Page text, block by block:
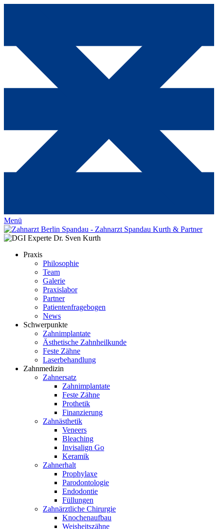
Menü
Praxis
Philosophie
Team
Galerie
Praxislabor
Partner
Patientenfragebogen
News
Schwerpunkte
Zahnimplantate
Ästhetische Zahnheilkunde
Feste Zähne
Laserbehandlung
Zahnmedizin
Zahnersatz
Zahnimplantate
Feste Zähne
Prothetik
Finanzierung
Zahnästhetik
Veneers
Bleaching
Invisalign Go
Keramik
Zahnerhalt
Prophylaxe
Parodontologie
Endodontie
Füllungen
Zahnärztliche Chirurgie
Knochenaufbau
Weisheitszähne